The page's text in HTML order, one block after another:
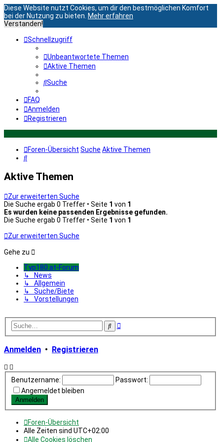
Diese Website nutzt Cookies, um dir den bestmöglichen Komfort
bei der Nutzung zu bieten. Mehr erfahren
Verstanden!
Schnellzugriff
Unbeantwortete Themen
Aktive Themen
Suche
FAQ
Anmelden
Registrieren
Foren-Übersicht Suche Aktive Themen
Suche
Aktive Themen
Zur erweiterten Suche
Die Suche ergab 0 Treffer • Seite 1 von 1
Es wurden keine passenden Ergebnisse gefunden.
Die Suche ergab 0 Treffer • Seite 1 von 1
Zur erweiterten Suche
Gehe zu
Typ180.at-Forum
↳ News
↳ Allgemein
↳ Suche/Biete
↳ Vorstellungen
SucheErweiterte
Anmelden • Registrieren
Benutzername:
Passwort:
Angemeldet bleiben
Foren-Übersicht
Alle Zeiten sind UTC+02:00
Alle Cookies löschen